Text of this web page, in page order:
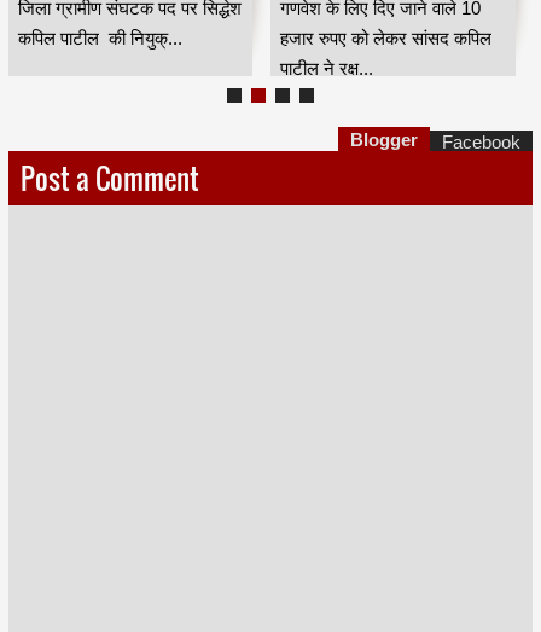
जिला ग्रामीण संघटक पद पर सिद्धेश
कपिल पाटील की नियुक्...
गणवेश के लिए दिए जाने वाले 10
हजार रुपए को लेकर सांसद कपिल
पाटील ने रक्ष...
Post a Comment
Blogger Facebook